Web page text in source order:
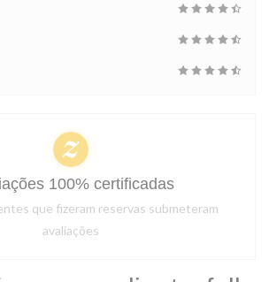
100% certificadas
que fizeram reservas submeteram
avaliações